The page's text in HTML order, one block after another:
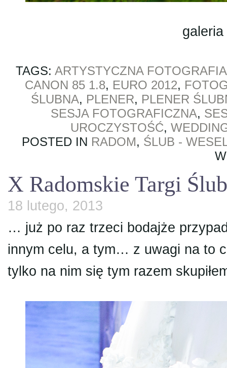
TAGS:ARTYSTYCZNA
CANON 85 1.8, EURO 2012,
ŚLUBNA, PLENER, PLENER
SESJA FOTOGRAFICZNA,
UROCZYSTOŚĆ,
POSTED IN RADOM, ŚLUB -
X Radomskie Targi
18 lutego, 2013
… już po raz trzeci bodajże
innym celu, a tym… z uwagi na to
tylko na nim się tym razem